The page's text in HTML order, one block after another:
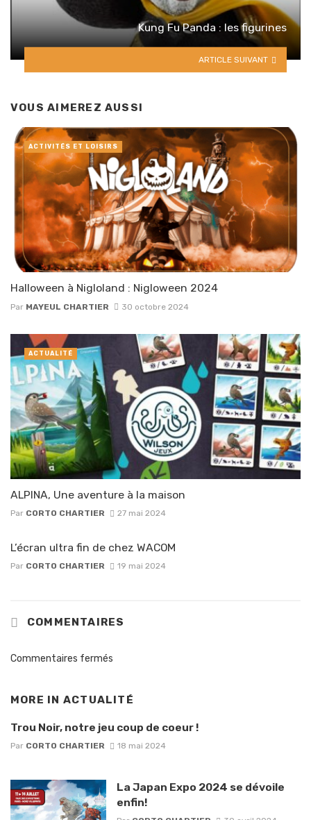
Kung Fu Panda : les figurines
ARTICLE SUIVANT
VOUS AIMEREZ AUSSI
Halloween à Nigloland : Nigloween 2024
Par MAYEUL CHARTIER 30 octobre 2024
ACTIVITÉS ET LOISIRS
ALPINA, Une aventure à la maison
Par CORTO CHARTIER 27 mai 2024
ACTUALITÉ
L’écran ultra fin de chez WACOM
Par CORTO CHARTIER 19 mai 2024
COMMENTAIRES
Commentaires fermés
MORE IN ACTUALITÉ
Trou Noir, notre jeu coup de coeur !
Par CORTO CHARTIER 18 mai 2024
La Japan Expo 2024 se dévoile
enfin!